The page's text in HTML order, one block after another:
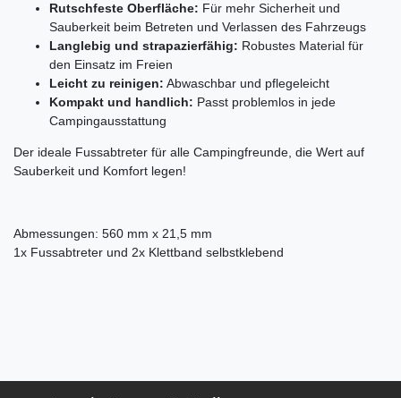
Rutschfeste Oberfläche: Für mehr Sicherheit und
Sauberkeit beim Betreten und Verlassen des Fahrzeugs
Langlebig und strapazierfähig: Robustes Material für
den Einsatz im Freien
Leicht zu reinigen: Abwaschbar und pflegeleicht
Kompakt und handlich: Passt problemlos in jede
Campingausstattung
Der ideale Fussabtreter für alle Campingfreunde, die Wert auf
Sauberkeit und Komfort legen!
Abmessungen: 560 mm x 21,5 mm
1x Fussabtreter und 2x Klettband selbstklebend